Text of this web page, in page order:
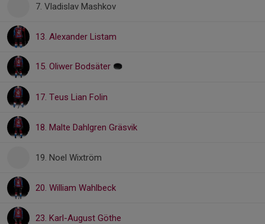
7. Vladislav Mashkov
13. Alexander Listam
15. Oliwer Bodsäter
17. Teus Lian Folin
18. Malte Dahlgren Gräsvik
19. Noel Wixtröm
20. William Wahlbeck
23. Karl-August Göthe